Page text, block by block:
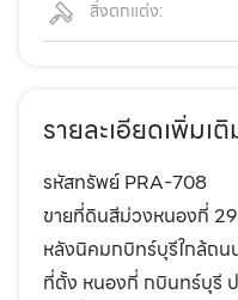
สิ่งตกแต่ง:
รายละเอียดเพิ่มเ
รหัสทรัพย์ PRA-708
ขายที่ดินสีม่วงหนองกี่
หลังนิคมกบิทร์บุรีใกล้ถน
ที่ตั้ง หนองกี่ กบินทร์บุรี